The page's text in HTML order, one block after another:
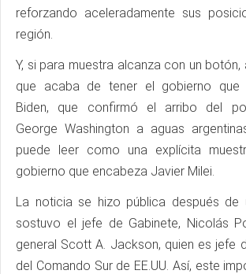
reforzando aceleradamente sus
región.
Y, si para muestra alcanza con un
que acaba de tener el gobierno que
Biden, que confirmó el arribo del
George Washington a aguas
puede leer como una explícita
gobierno que encabeza Javier Milei.
La noticia se hizo pública después de
sostuvo el jefe de Gabinete, Nicolás
general Scott A. Jackson, quien es jefe
del Comando Sur de EE.UU. Así, este